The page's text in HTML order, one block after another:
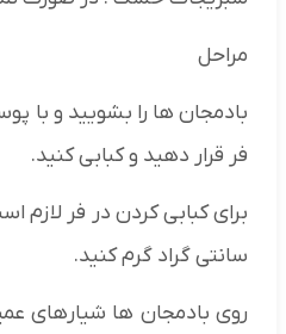
مراحل
بادمجان ها را بشویید و با
فر قرار دهید و کبابی کنید.
سانتی گراد گرم کنید.
روی بادمجان ها شیارهای